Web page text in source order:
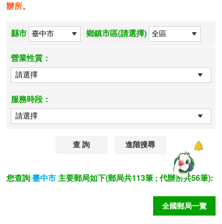
辦所。
縣市 鄉鎮市區(請選擇)
營業性質：
服務時段：
進階搜尋
您查詢臺中市 主要郵局如下(郵局共113筆 ; 代辦所共56筆):
全國郵局一覽